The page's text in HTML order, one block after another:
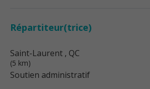
Répartiteur(trice)
Saint-Laurent , QC
(5 km)
Soutien administratif